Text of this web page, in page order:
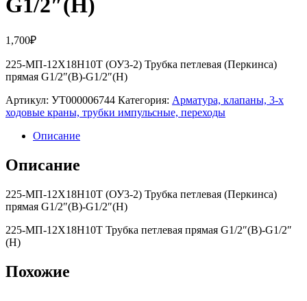
1,700₽
225-МП-12Х18Н10Т (ОУ3-2) Трубка петлевая (Перкинса)
прямая G1/2″(В)-G1/2″(Н)
Артикул: УТ000006744 Категория: Арматура, клапаны, 3-х
ходовые краны, трубки импульсные, переходы
Описание
Описание
225-МП-12Х18Н10Т (ОУ3-2) Трубка петлевая (Перкинса)
прямая G1/2″(В)-G1/2″(Н)
225-МП-12Х18Н10Т Трубка петлевая прямая G1/2″(В)-G1/2″
(Н)
Похожие